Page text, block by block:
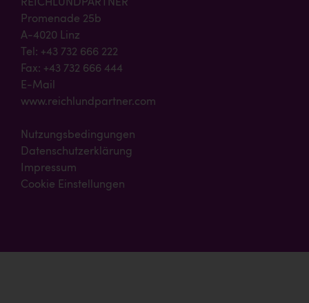
REICHLUNDPARTNER
Promenade 25b
A-4020 Linz
Tel: +43 732 666 222
Fax: +43 732 666 444
E-Mail
www.reichlundpartner.com
Nutzungsbedingungen
Datenschutzerklärung
Impressum
Cookie Einstellungen